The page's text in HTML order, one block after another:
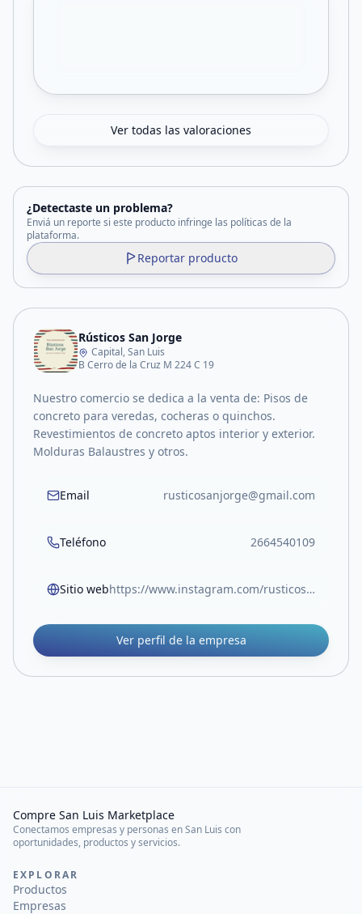
Ver todas las valoraciones
¿Detectaste un problema?
Enviá un reporte si este producto infringe las políticas de la
plataforma.
Reportar producto
Rústicos San Jorge
Capital, San Luis
B Cerro de la Cruz M 224 C 19
Nuestro comercio se dedica a la venta de: Pisos de
concreto para veredas, cocheras o quinchos.
Revestimientos de concreto aptos interior y exterior.
Molduras Balaustres y otros.
Email rusticosanjorge@gmail.com
Teléfono 2664540109
Sitio web https://www.instagram.com/rusticos_san_jorge?igsh=MWptenV1anJvZTdpbw==
Ver perfil de la empresa
Compre San Luis Marketplace
Conectamos empresas y personas en San Luis con
oportunidades, productos y servicios.
EXPLORAR
Productos
Empresas